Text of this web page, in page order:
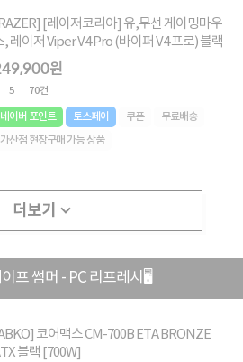
[레이저코리아] 유,무선 게이밍마우
, 레이저 Viper V4 Pro (바이퍼 V4 프로) 블랙
원
5 70건
네이버 포인트 토스페이 쿠폰
무료배송
가산점 현장구매 가능 상품
더보기
프 썸머 - PC 리프레시🖥️
코어맥스 CM-700B ETA BRONZE
블랙 [700W]